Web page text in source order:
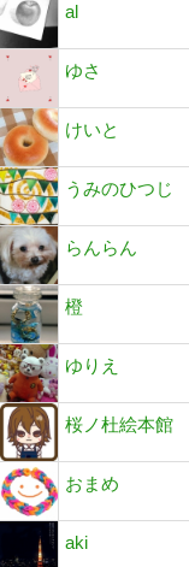
al
ゆさ
けいと
うみのひつじ
らんらん
橙
ゆりえ
桜ノ杜絵本館
おまめ
aki